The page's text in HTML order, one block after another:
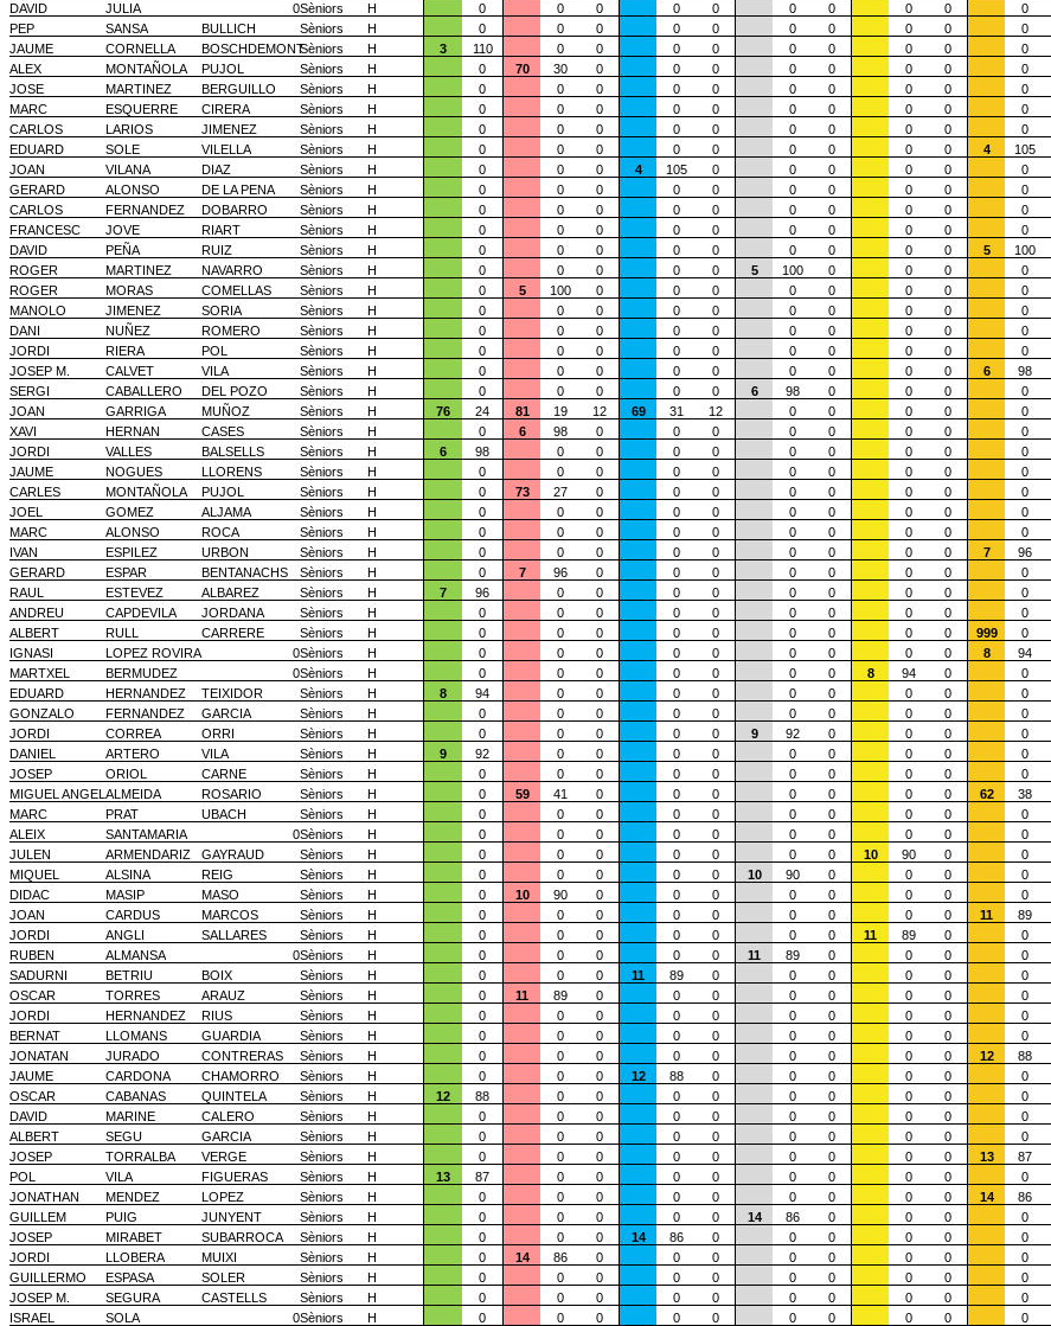
DAVID
JULIA 0Sèniors H 0 0 0 0 0 0 0 0 0 0
PEP
SANSA BULLICH Sèniors H 0 0 0 0 0 0 0 0 0 0
JAUME
CORNELLA BOSCHDEMONTSèniors H 3 110 0 0 0 0 0 0 0 0 0
ALEX
MONTAÑOLA PUJOL Sèniors H 0 70 30 0 0 0 0 0 0 0 0
JOSE
MARTINEZ BERGUILLO Sèniors H 0 0 0 0 0 0 0 0 0 0
MARC
ESQUERRE CIRERA Sèniors H 0 0 0 0 0 0 0 0 0 0
CARLOS
LARIOS JIMENEZ Sèniors H 0 0 0 0 0 0 0 0 0 0
EDUARD
SOLE VILELLA Sèniors H 0 0 0 0 0 0 0 0 0 4 105
JOAN
VILANA DIAZ Sèniors H 0 0 0 4 105 0 0 0 0 0 0
GERARD
ALONSO DE LA PENA Sèniors H 0 0 0 0 0 0 0 0 0 0
CARLOS
FERNANDEZ DOBARRO Sèniors H 0 0 0 0 0 0 0 0 0 0
FRANCESC
JOVE RIART Sèniors H 0 0 0 0 0 0 0 0 0 0
DAVID
PEÑA RUIZ Sèniors H 0 0 0 0 0 0 0 0 0 5 100
ROGER
MARTINEZ NAVARRO Sèniors H 0 0 0 0 0 5 100 0 0 0 0
ROGER
MORAS COMELLAS Sèniors H 0 5 100 0 0 0 0 0 0 0 0
MANOLO
JIMENEZ SORIA Sèniors H 0 0 0 0 0 0 0 0 0 0
DANI
NUÑEZ ROMERO Sèniors H 0 0 0 0 0 0 0 0 0 0
JORDI
RIERA POL Sèniors H 0 0 0 0 0 0 0 0 0 0
JOSEP M.
CALVET VILA Sèniors H 0 0 0 0 0 0 0 0 0 6 98
SERGI
CABALLERO DEL POZO Sèniors H 0 0 0 0 0 6 98 0 0 0 0
JOAN
GARRIGA MUÑOZ Sèniors H 76 24 81 19 12 69 31 12 0 0 0 0 0
XAVI
HERNAN CASES Sèniors H 0 6 98 0 0 0 0 0 0 0 0
JORDI
VALLES BALSELLS Sèniors H 6 98 0 0 0 0 0 0 0 0 0
JAUME
NOGUES LLORENS Sèniors H 0 0 0 0 0 0 0 0 0 0
CARLES
MONTAÑOLA PUJOL Sèniors H 0 73 27 0 0 0 0 0 0 0 0
JOEL
GOMEZ ALJAMA Sèniors H 0 0 0 0 0 0 0 0 0 0
MARC
ALONSO ROCA Sèniors H 0 0 0 0 0 0 0 0 0 0
IVAN
ESPILEZ URBON Sèniors H 0 0 0 0 0 0 0 0 0 7 96
GERARD
ESPAR BENTANACHS Sèniors H 0 7 96 0 0 0 0 0 0 0 0
RAUL
ESTEVEZ ALBAREZ Sèniors H 7 96 0 0 0 0 0 0 0 0 0
ANDREU
CAPDEVILA JORDANA Sèniors H 0 0 0 0 0 0 0 0 0 0
ALBERT
RULL CARRERE Sèniors H 0 0 0 0 0 0 0 0 0 999 0
IGNASI
LOPEZ ROVIRA 0Sèniors H 0 0 0 0 0 0 0 0 0 8 94
MARTXEL
BERMUDEZ 0Sèniors H 0 0 0 0 0 0 0 8 94 0 0
EDUARD
HERNANDEZ TEIXIDOR Sèniors H 8 94 0 0 0 0 0 0 0 0 0
GONZALO
FERNANDEZ GARCIA Sèniors H 0 0 0 0 0 0 0 0 0 0
JORDI
CORREA ORRI Sèniors H 0 0 0 0 0 9 92 0 0 0 0
DANIEL
ARTERO VILA Sèniors H 9 92 0 0 0 0 0 0 0 0 0
JOSEP
ORIOL CARNE Sèniors H 0 0 0 0 0 0 0 0 0 0
MIGUEL ANGEL ALMEIDA ROSARIO Sèniors H 0 59 41 0 0 0 0 0 0 0 62 38
MARC
PRAT UBACH Sèniors H 0 0 0 0 0 0 0 0 0 0
ALEIX
SANTAMARIA 0Sèniors H 0 0 0 0 0 0 0 0 0 0
JULEN
ARMENDARIZ GAYRAUD Sèniors H 0 0 0 0 0 0 0 10 90 0 0
MIQUEL
ALSINA REIG Sèniors H 0 0 0 0 0 10 90 0 0 0 0
DIDAC
MASIP MASO Sèniors H 0 10 90 0 0 0 0 0 0 0 0
JOAN
CARDUS MARCOS Sèniors H 0 0 0 0 0 0 0 0 0 11 89
JORDI
ANGLI SALLARES Sèniors H 0 0 0 0 0 0 0 11 89 0 0
RUBEN
ALMANSA 0Sèniors H 0 0 0 0 0 11 89 0 0 0 0
SADURNI
BETRIU BOIX Sèniors H 0 0 0 11 89 0 0 0 0 0 0
OSCAR
TORRES ARAUZ Sèniors H 0 11 89 0 0 0 0 0 0 0 0
JORDI
HERNANDEZ RIUS Sèniors H 0 0 0 0 0 0 0 0 0 0
BERNAT
LLOMANS GUARDIA Sèniors H 0 0 0 0 0 0 0 0 0 0
JONATAN
JURADO CONTRERAS Sèniors H 0 0 0 0 0 0 0 0 0 12 88
JAUME
CARDONA CHAMORRO Sèniors H 0 0 0 12 88 0 0 0 0 0 0
OSCAR
CABANAS QUINTELA Sèniors H 12 88 0 0 0 0 0 0 0 0 0
DAVID
MARINE CALERO Sèniors H 0 0 0 0 0 0 0 0 0 0
ALBERT
SEGU GARCIA Sèniors H 0 0 0 0 0 0 0 0 0 0
JOSEP
TORRALBA VERGE Sèniors H 0 0 0 0 0 0 0 0 0 13 87
POL
VILA FIGUERAS Sèniors H 13 87 0 0 0 0 0 0 0 0 0
JONATHAN
MENDEZ LOPEZ Sèniors H 0 0 0 0 0 0 0 0 0 14 86
GUILLEM
PUIG JUNYENT Sèniors H 0 0 0 0 0 14 86 0 0 0 0
JOSEP
MIRABET SUBARROCA Sèniors H 0 0 0 14 86 0 0 0 0 0 0
JORDI
LLOBERA MUIXI Sèniors H 0 14 86 0 0 0 0 0 0 0 0
GUILLERMO
ESPASA SOLER Sèniors H 0 0 0 0 0 0 0 0 0 0
JOSEP M.
SEGURA CASTELLS Sèniors H 0 0 0 0 0 0 0 0 0 0
ISRAEL
SOLA 0Sèniors H 0 0 0 0 0 0 0 0 0 0